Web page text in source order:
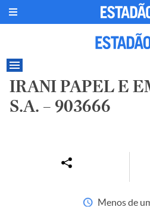
IRANI PAPEL E
S.A. – 903666
Menos de